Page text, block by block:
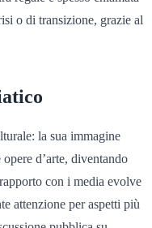
o di transizione, grazie al
la sua immagine
d’arte, diventando
con i media evolve
attenzione per aspetti più